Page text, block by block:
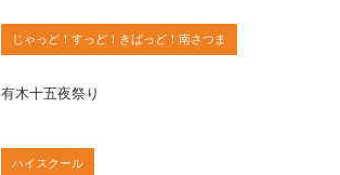
じゃっど！すっど！きばっど！南さつま
有木十五夜祭り
ハイスクール